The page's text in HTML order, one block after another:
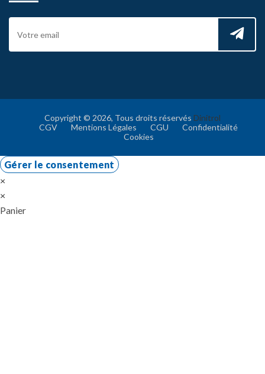
Copyright © 2026, Tous droits réservés Dinitrol
CGV
Mentions Légales CGU
Confidentialité
Cookies
Gérer le consentement
×
×
Panier